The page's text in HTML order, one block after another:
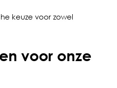
keuze voor zowel
voor onze